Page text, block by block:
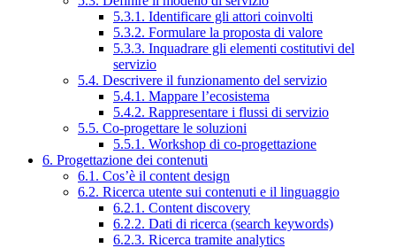
5.3.1. Identificare gli attori coinvolti
5.3.2. Formulare la proposta di valore
5.3.3. Inquadrare gli elementi costitutivi del
servizio
5.4. Descrivere il funzionamento del servizio
5.4.1. Mappare l’ecosistema
5.4.2. Rappresentare i flussi di servizio
5.5. Co-progettare le soluzioni
5.5.1. Workshop di co-progettazione
6. Progettazione dei contenuti
6.1. Cos’è il content design
6.2. Ricerca utente sui contenuti e il linguaggio
6.2.1. Content discovery
6.2.2. Dati di ricerca (search keywords)
6.2.3. Ricerca tramite analytics